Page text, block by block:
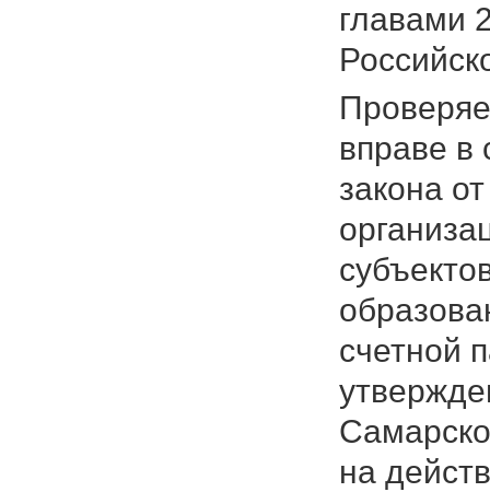
главами
вправе в
закона
счетной
на